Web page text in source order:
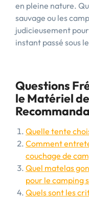
en pleine nature.
sauvage ou les
judicieusement
instant passé sous
Questions
le Matériel
Quelle tente
Comment
couchage de
Quel matelas
pour le camping
Quels sont les